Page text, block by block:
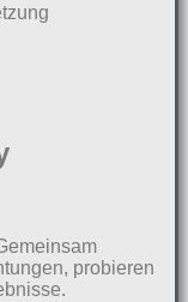
probieren